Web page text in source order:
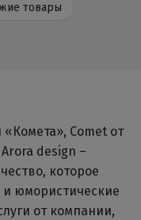
товары
«Комета», Comet от
design –
которое
и юмористические
от компании,